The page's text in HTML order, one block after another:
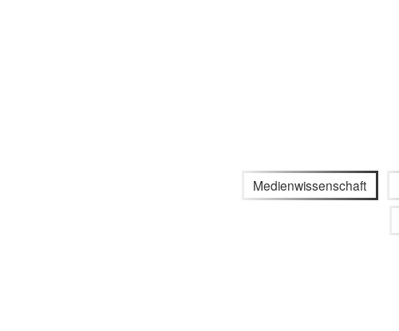
Medienwissenschaft